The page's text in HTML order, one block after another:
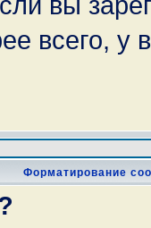
всего,
Форматирование